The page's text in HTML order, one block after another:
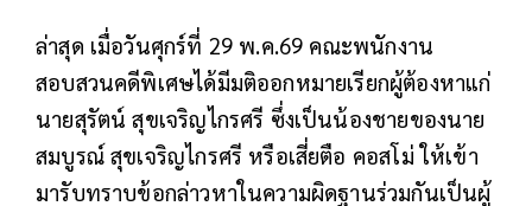
ล่าสุด เมื่อวันศุกร์ที่ 29 พ.ค.69 คณะพนักงาน
สอบสวนคดีพิเศษได้มีมติออกหมายเรียกผู้ต้องหาแก่
นายสุรัตน์ สุขเจริญไกรศรี ซึ่งเป็นน้องชายของนาย
สมบูรณ์ สุขเจริญไกรศรี หรือเสี่ยตือ คอสโม่ ให้เข้า
มารับทราบข้อกล่าวหาในความผิดฐานร่วมกันเป็นผู้